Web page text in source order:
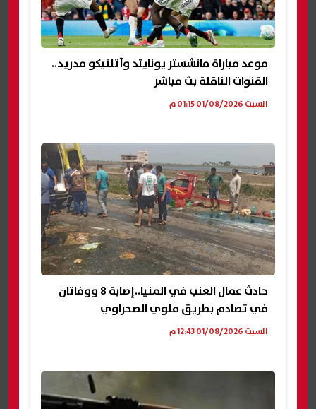
موعد مباراة مانشستر يونايتد وأتلتيكو مدريد..
القنوات الناقلة بث مباشر
السبت 01/08/2026 01:15 م
حادث عمال العنب في المنيا..إصابة 8 ووفاتان
في تصادم بطريق ملوي الصحراوي
السبت 01/08/2026 12:43 م